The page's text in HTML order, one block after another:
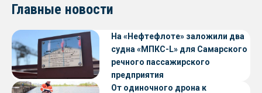
Главные новости
На «Нефтефлоте» заложили два
судна «МПКС-L» для Самарского
речного пассажирского
предприятия
От одиночного дрона к